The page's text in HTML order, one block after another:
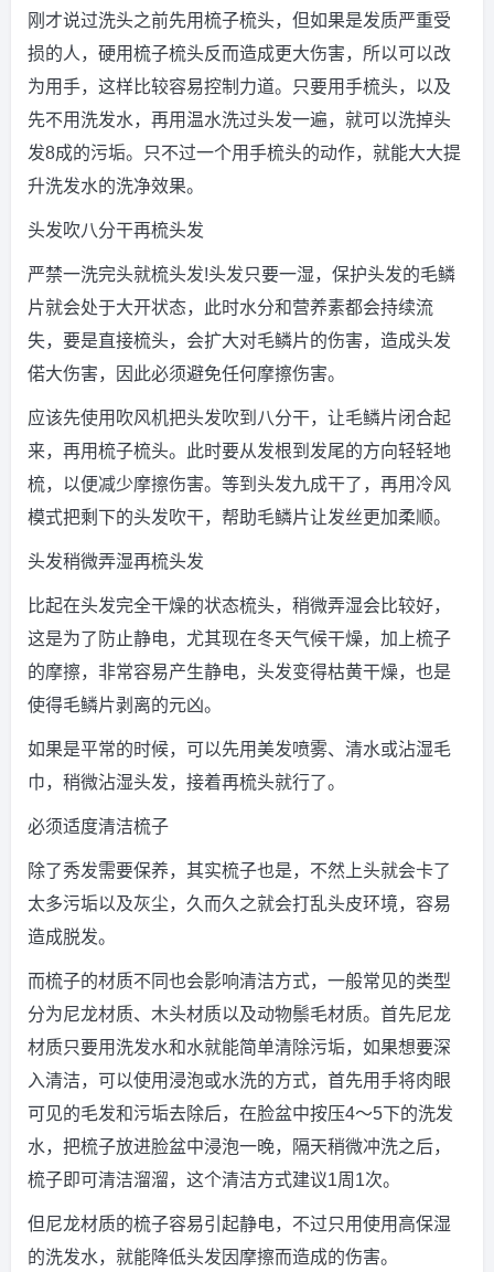
刚才说过洗头之前先用梳子梳头，但如果是发质严重受
损的人，硬用梳子梳头反而造成更大伤害，所以可以改
为用手，这样比较容易控制力道。只要用手梳头，以及
先不用洗发水，再用温水洗过头发一遍，就可以洗掉头
发8成的污垢。只不过一个用手梳头的动作，就能大大提
升洗发水的洗净效果。
头发吹八分干再梳头发
严禁一洗完头就梳头发!头发只要一湿，保护头发的毛鳞
片就会处于大开状态，此时水分和营养素都会持续流
失，要是直接梳头，会扩大对毛鳞片的伤害，造成头发
偌大伤害，因此必须避免任何摩擦伤害。
应该先使用吹风机把头发吹到八分干，让毛鳞片闭合起
来，再用梳子梳头。此时要从发根到发尾的方向轻轻地
梳，以便减少摩擦伤害。等到头发九成干了，再用冷风
模式把剩下的头发吹干，帮助毛鳞片让发丝更加柔顺。
头发稍微弄湿再梳头发
比起在头发完全干燥的状态梳头，稍微弄湿会比较好，
这是为了防止静电，尤其现在冬天气候干燥，加上梳子
的摩擦，非常容易产生静电，头发变得枯黄干燥，也是
使得毛鳞片剥离的元凶。
如果是平常的时候，可以先用美发喷雾、清水或沾湿毛
巾，稍微沾湿头发，接着再梳头就行了。
必须适度清洁梳子
除了秀发需要保养，其实梳子也是，不然上头就会卡了
太多污垢以及灰尘，久而久之就会打乱头皮环境，容易
造成脱发。
而梳子的材质不同也会影响清洁方式，一般常见的类型
分为尼龙材质、木头材质以及动物鬃毛材质。首先尼龙
材质只要用洗发水和水就能简单清除污垢，如果想要深
入清洁，可以使用浸泡或水洗的方式，首先用手将肉眼
可见的毛发和污垢去除后，在脸盆中按压4～5下的洗发
水，把梳子放进脸盆中浸泡一晚，隔天稍微冲洗之后，
梳子即可清洁溜溜，这个清洁方式建议1周1次。
但尼龙材质的梳子容易引起静电，不过只用使用高保湿
的洗发水，就能降低头发因摩擦而造成的伤害。